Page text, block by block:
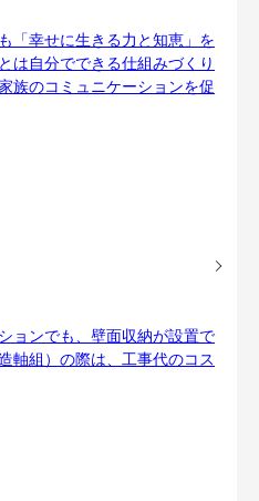
「幸せに生きる力と知恵」を
は自分でできる仕組みづくり
族のコミュニケーションを促
ョンでも、壁面収納が設置で
軸組）の際は、工事代のコス